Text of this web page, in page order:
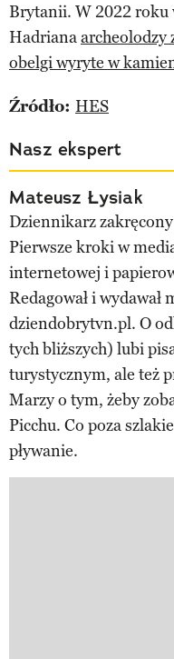
Brytanii. W 2022 roku
Hadrianaarcheolodzy
obelgi wyryte w
Źródło: HES
Nasz ekspert
Mateusz Łysiak
Dziennikarz
Pierwsze kroki w
internetowej i
Redagował i wydawał
dziendobrytvn.pl. O
tych bliższych) lubi
turystycznym, ale też
Marzy o tym, żeby
Picchu. Co poza
pływanie.